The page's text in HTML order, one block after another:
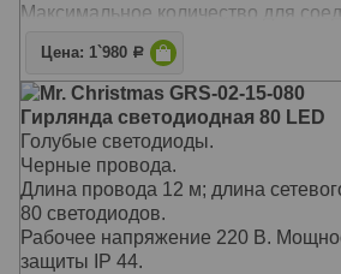
Максимальное количество для
Для внутреннего и ограниченного
использования.
Цена: 1`980 Р
Mr. Christmas GRS-02-15-080
Гирлянда светодиодная 80 LED
Голубые светодиоды.
Черные провода.
Длина провода 12 м; длина
80 светодиодов.
Рабочее напряжение 220 В.
защиты IP 44.